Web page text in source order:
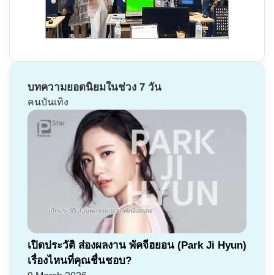
บทความยอดนิยมในช่วง 7 วัน
คนบันเทิง
เปิดประวัติ ส่องผลงาน พัคจีฮยอน (Park Ji Hyun)
เรื่องไหนที่คุณชื่นชอบ?